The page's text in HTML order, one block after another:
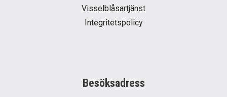
Visselblåsartjänst
Integritetspolicy
Besöksadress